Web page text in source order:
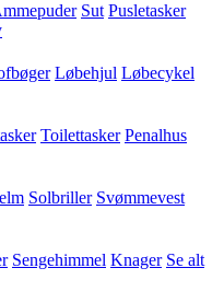
Sut Pusletasker
Løbehjul Løbecykel
Toilettasker Penalhus
Solbriller Svømmevest
Sengehimmel Knager Se alt